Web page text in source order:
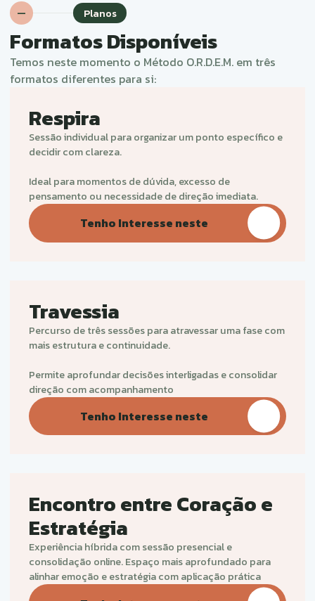
Formatos Disponíveis
formatos diferentes para si:
Respira
Sessão individual para organizar um ponto específico e
pensamento ou necessidade de direção imediata.
Tenho Interesse neste
Travessia
Permite aprofundar decisões interligadas e consolidar
direção com acompanhamento
Tenho Interesse neste